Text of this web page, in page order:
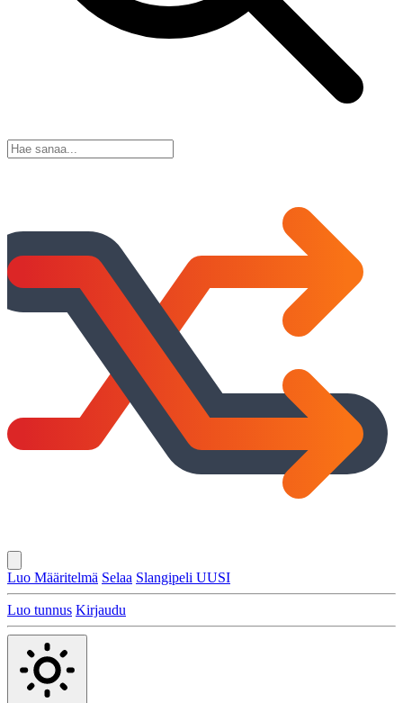
Luo Määritelmä Selaa Slangipeli UUSI
Luo tunnus Kirjaudu